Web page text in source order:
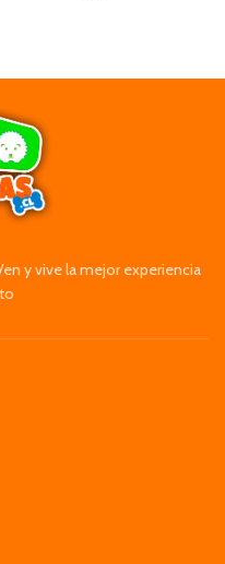
y vive la mejor experiencia